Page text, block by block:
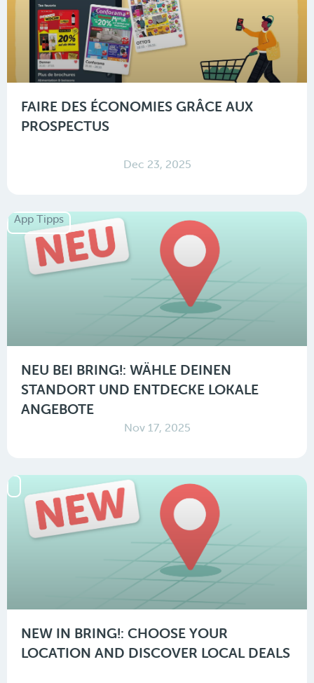
FAIRE DES ÉCONOMIES GRÂCE AUX
PROSPECTUS
Dec 23, 2025
App Tipps
NEU BEI BRING!: WÄHLE DEINEN
STANDORT UND ENTDECKE LOKALE
ANGEBOTE
Nov 17, 2025
NEW IN BRING!: CHOOSE YOUR
LOCATION AND DISCOVER LOCAL DEALS